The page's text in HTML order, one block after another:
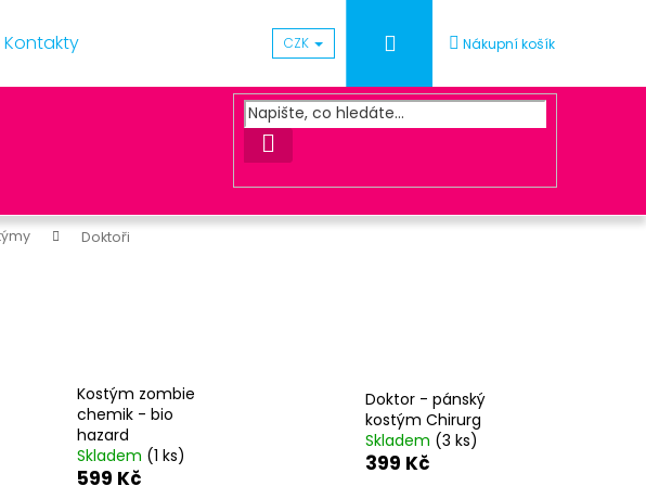
Kontakty CZK PřihlášeníNákupní košík
HLEDAT
Doktoři
Kostým zombie
chemik - bio
hazard
Skladem (1 ks)
599 Kč
Doktor - pánský
kostým Chirurg
Skladem (3 ks)
399 Kč
39 Kč
Původně:99 Kč